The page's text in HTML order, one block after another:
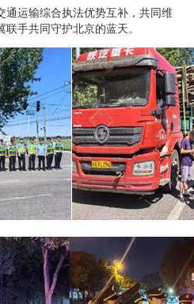
通运输综合执法优势互补，共同维
手共同守护北京的蓝天。